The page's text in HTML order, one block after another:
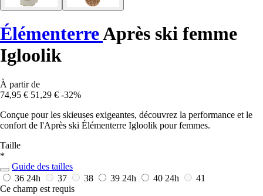
ÉlémenterreAprès ski femme
Igloolik
À partir de
74,95 € 51,29 € -32%
Conçue pour les skieuses exigeantes, découvrez la performance et le
confort de l'Après ski Élémenterre Igloolik pour femmes.
Taille
*
Guide des tailles
36 24h 37 38 39 24h 40 24h
41
Ce champ est requis